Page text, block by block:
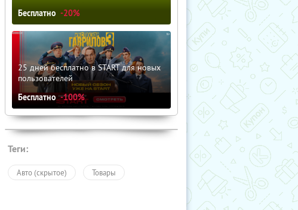
Бесплатно -20%
25 дней бесплатно в START для новых
пользователей
Бесплатно -100%
Теги:
Авто (скрытое) Товары